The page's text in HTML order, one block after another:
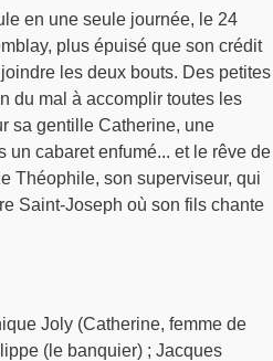
en une seule journée, le 24
plus épuisé que son crédit
les deux bouts. Des petites
du mal à accomplir toutes les
sa gentille Catherine, une
un cabaret enfumé... et le rêve de
Théophile, son superviseur, qui
Saint-Joseph où son fils chante
Joly (Catherine, femme de
(le banquier) ; Jacques